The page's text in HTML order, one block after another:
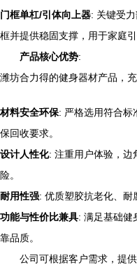
门框单杠/引体向上器: 关键受
框并提供稳固支撑，用于家庭
产品核心优势:
潍坊合力得的健身器材产品，
材料安全环保: 严格选用符合标
保回收要求。
设计人性化: 注重用户体验，边
险。
耐用性强: 优质塑胶抗老化、耐
功能与性价比兼具: 满足基础健
靠品质。
公司可根据客户需求，提